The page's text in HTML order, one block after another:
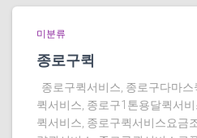
미분류
종로구퀵
종로구퀵서비스, 종로구다마
퀵서비스, 종로구1톤용달퀵서
퀵서비스, 종로구퀵서비스요금